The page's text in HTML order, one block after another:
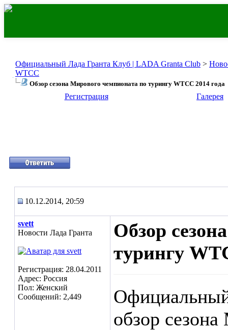
Официальный Лада Гранта Клуб | LADA Granta Club >
WTCC
Обзор сезона Мирового чемпионата по турингу WTCC 2014 года
Регистрация Галерея
10.12.2014, 20:59
svett
Новости Лада Гранта
Регистрация: 28.04.2011
Адрес: Россия
Пол: Женский
Сообщений: 2,449
Обзор
турингу
обзор